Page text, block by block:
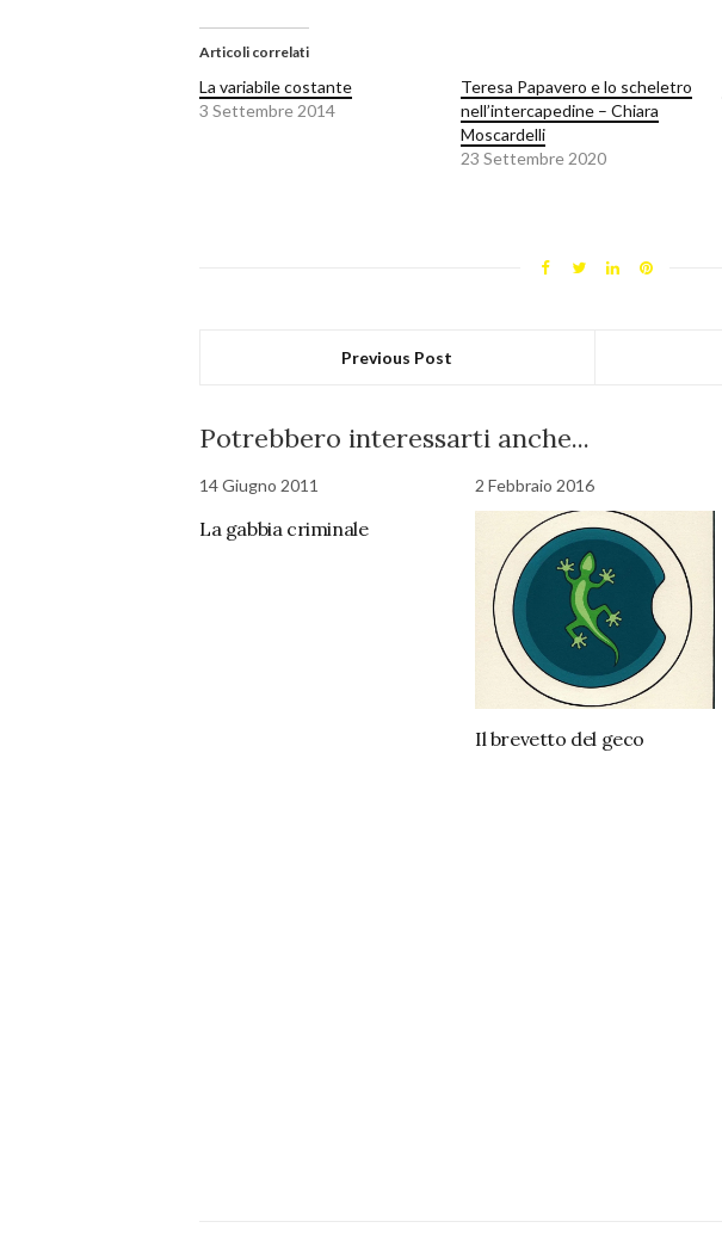
Articoli correlati
La variabile costante
3 Settembre 2014
Teresa Papavero e lo scheletro
nell’intercapedine – Chiara
Moscardelli
23 Settembre 2020
Previous Post
Potrebbero interessarti anche...
14 Giugno 2011
La gabbia criminale
2 Febbraio 2016
Il brevetto del geco